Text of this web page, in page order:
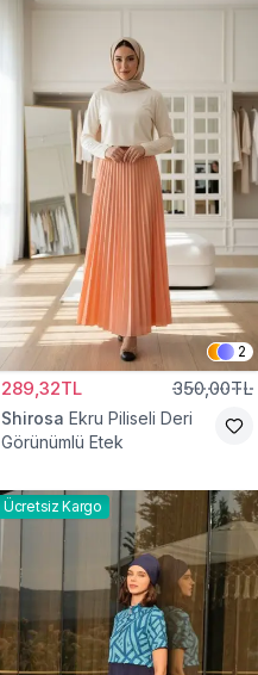
2
289,32TL 350,00TL
Shirosa Ekru Piliseli Deri
Görünümlü Etek
Ücretsiz Kargo